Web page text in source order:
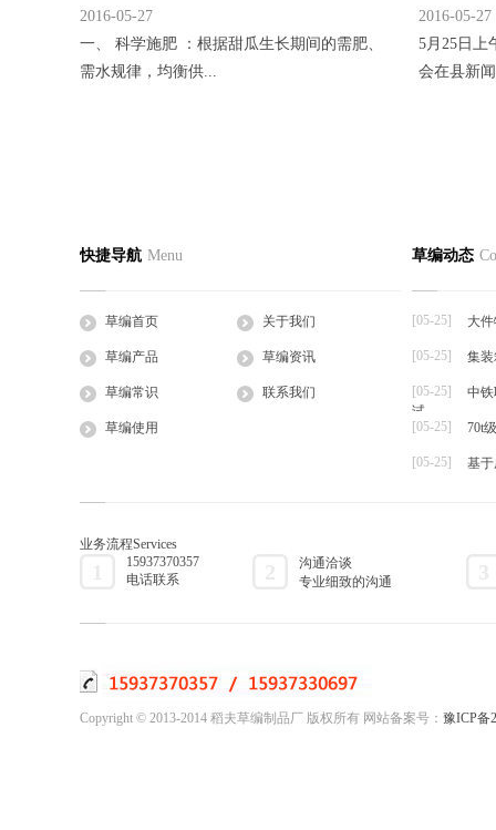
2016-05-27
一、 科学施肥 ：根据甜瓜生长期间的需肥、
需水规律，均衡供...
里。
2016-05-27
5月25日上
会在县新
2016-05-27
日光温室是靠太阳的热辐射来获得热量的，夜
间的热量也主要依...
2016-05-27
一、品种
湿热、耐
草支垫
草棒
大棚草
草袋
草绳
草片
快捷导航 Menu
草编首页 关于我们
草编产品 草编资讯
草编常识 联系我们
草编使用
草编动态
[05-25] 大
[05-25] 集
[05-25]
中
试
[05-25]
70t
[05-25] 基
业务流程Services
15937370357
电话联系
沟通洽谈
专业细致的沟通
Copyright © 2013-2014 稻夫草编制品厂 版权所有 网站备案号： 豫ICP备